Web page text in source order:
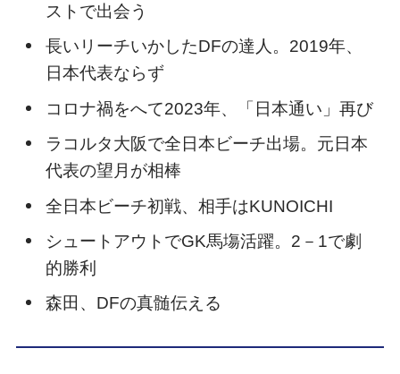
ストで出会う
長いリーチいかしたDFの達人。2019年、
日本代表ならず
コロナ禍をへて2023年、「日本通い」再び
ラコルタ大阪で全日本ビーチ出場。元日本
代表の望月が相棒
全日本ビーチ初戦、相手はKUNOICHI
シュートアウトでGK馬塲活躍。2－1で劇
的勝利
森田、DFの真髄伝える